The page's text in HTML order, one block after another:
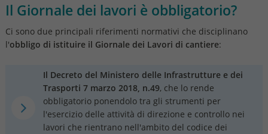
Il Giornale dei lavori è obbligatorio?
Ci sono due principali riferimenti normativi che disciplinano
l'obbligo di istituire il Giornale dei Lavori di cantiere:
Il Decreto del Ministero delle Infrastrutture e dei
Trasporti 7 marzo 2018, n.49, che lo rende
obbligatorio ponendolo tra gli strumenti per
l'esercizio delle attività di direzione e controllo nei
lavori che rientrano nell'ambito del codice dei